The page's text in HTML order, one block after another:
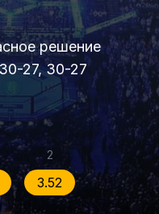
решение
27, 30-27
2
3.52